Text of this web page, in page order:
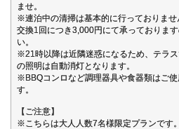
ませ。
※連泊中の清掃は基本的に行っておりま
交換1回につき3,000円にて承っておりま
い。
※21時以降は近隣迷惑になるため、テラ
の照明は自動消灯となります。
※BBQコンロなど調理器具や食器類はご
す。
【ご注意】
※こちらは大人人数7名様限定プランです。